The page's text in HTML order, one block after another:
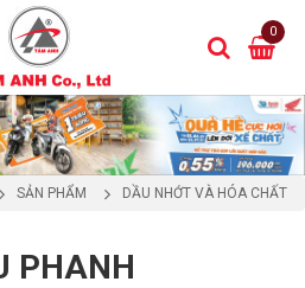
0
SẢN PHẨM DẦU NHỚT VÀ HÓA CHẤT
PHANH